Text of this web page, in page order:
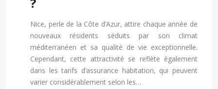
Nice, perle de la Côte d’Azur, attire chaque année de
nouveaux résidents séduits par son climat
méditerranéen et sa qualité de vie exceptionnelle.
Cependant, cette attractivité se reflète également
dans les tarifs d’assurance habitation, qui peuvent
varier considérablement selon les…